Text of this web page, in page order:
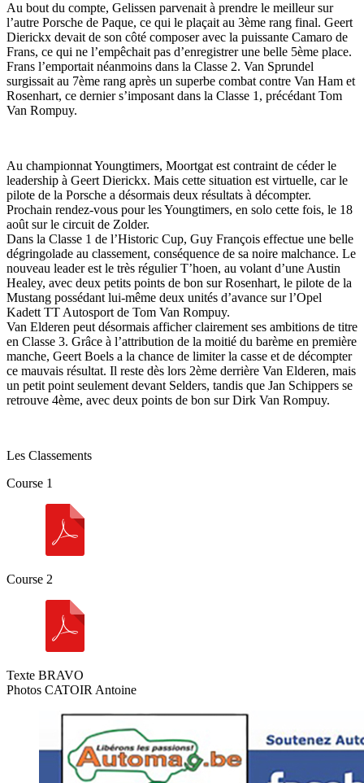
Au bout du compte, Gelissen parvenait à prendre le meilleur sur
l’autre Porsche de Paque, ce qui le plaçait au 3ème rang final. Geert
Dierickx devait de son côté composer avec la puissante Camaro de
Frans, ce qui ne l’empêchait pas d’enregistrer une belle 5ème place.
Frans l’emportait néanmoins dans la Classe 2. Van Sprundel
surgissait au 7ème rang après un superbe combat contre Van Ham et
Rosenhart, ce dernier s’imposant dans la Classe 1, précédant Tom
Van Rompuy.
Au championnat Youngtimers, Moortgat est contraint de céder le
leadership à Geert Dierickx. Mais cette situation est virtuelle, car le
pilote de la Porsche a désormais deux résultats à décompter.
Prochain rendez-vous pour les Youngtimers, en solo cette fois, le 18
août sur le circuit de Zolder.
Dans la Classe 1 de l’Historic Cup, Guy François effectue une belle
dégringolade au classement, conséquence de sa noire malchance. Le
nouveau leader est le très régulier T’hoen, au volant d’une Austin
Healey, avec deux petits points de bon sur Rosenhart, le pilote de la
Mustang possédant lui-même deux unités d’avance sur l’Opel
Kadett TT Autosport de Tom Van Rompuy.
Van Elderen peut désormais afficher clairement ses ambitions de titre
en Classe 3. Grâce à l’attribution de la moitié du barème en première
manche, Geert Boels a la chance de limiter la casse et de décompter
ce mauvais résultat. Il reste dès lors 2ème derrière Van Elderen, mais
un petit point seulement devant Selders, tandis que Jan Schippers se
retrouve 4ème, avec deux points de bon sur Dirk Van Rompuy.
Les Classements
Course 1
Course 2
Texte BRAVO
Photos CATOIR Antoine